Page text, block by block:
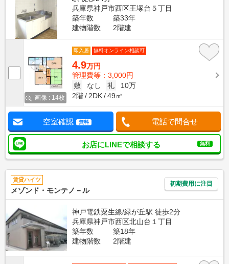
兵庫県神戸市西区王塚台５丁目
築年数
築33年
建物階数
2階建
画像 : 14枚
即入居 無料オンライン相談可
4.9万円
管理費等：3,000円
敷
なし 礼
10万
2階
2DK 49㎡
空室確認 無料 電話で問合せ
お店にLINEで相談する 無料
賃貸ハイツ
メゾンド・モンテノ－ル
初期費用に注目
神戸電鉄粟生線/緑が丘駅 徒歩2分
兵庫県神戸市西区北山台１丁目
築年数
築18年
建物階数
2階建